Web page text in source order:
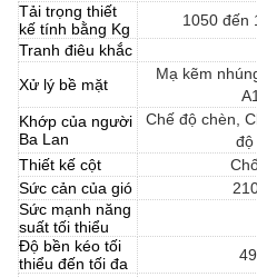
Tải trọng thiết
kế tính bằng Kg
1050 đến
Tranh điêu khắc
Xử lý bề mặt
Mạ kẽm
Khớp của người
Ba Lan
Chế độ chèn,
độ
Thiết kế cột
Sức cản của gió
Sức mạnh năng
suất tối thiểu
Độ bền kéo tối
thiểu đến tối đa